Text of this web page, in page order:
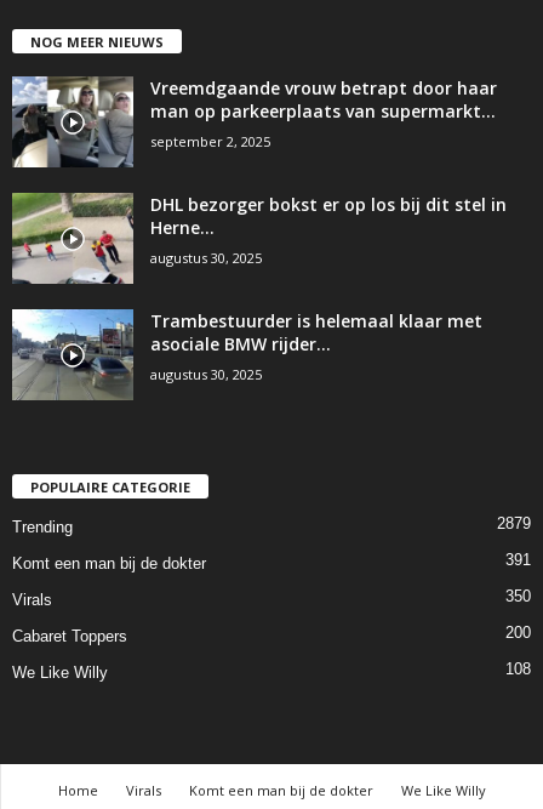
NOG MEER NIEUWS
Vreemdgaande vrouw betrapt door haar
man op parkeerplaats van supermarkt…
september 2, 2025
DHL bezorger bokst er op los bij dit stel in
Herne…
augustus 30, 2025
Trambestuurder is helemaal klaar met
asociale BMW rijder…
augustus 30, 2025
POPULAIRE CATEGORIE
Trending 2879
Komt een man bij de dokter 391
Virals 350
Cabaret Toppers 200
We Like Willy 108
Home Virals Komt een man bij de dokter We Like Willy